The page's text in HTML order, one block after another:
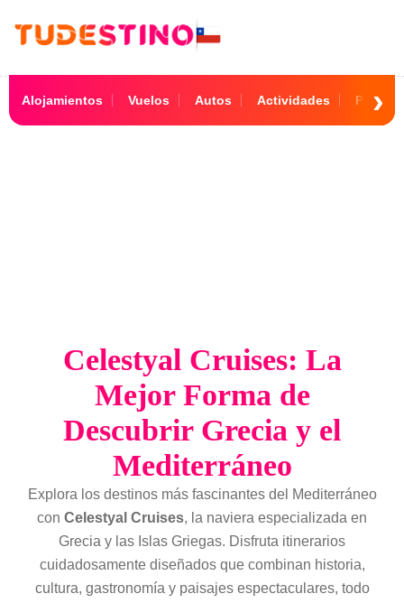
Alojamientos Vuelos Autos Actividades
Celestyal Cruises: La
Mejor Forma de
Descubrir Grecia y el
Mediterráneo
Explora los destinos más fascinantes del Mediterráneo
con Celestyal Cruises, la naviera especializada en
Grecia y las Islas Griegas. Disfruta itinerarios
cuidadosamente diseñados que combinan historia,
cultura, gastronomía y paisajes espectaculares, todo